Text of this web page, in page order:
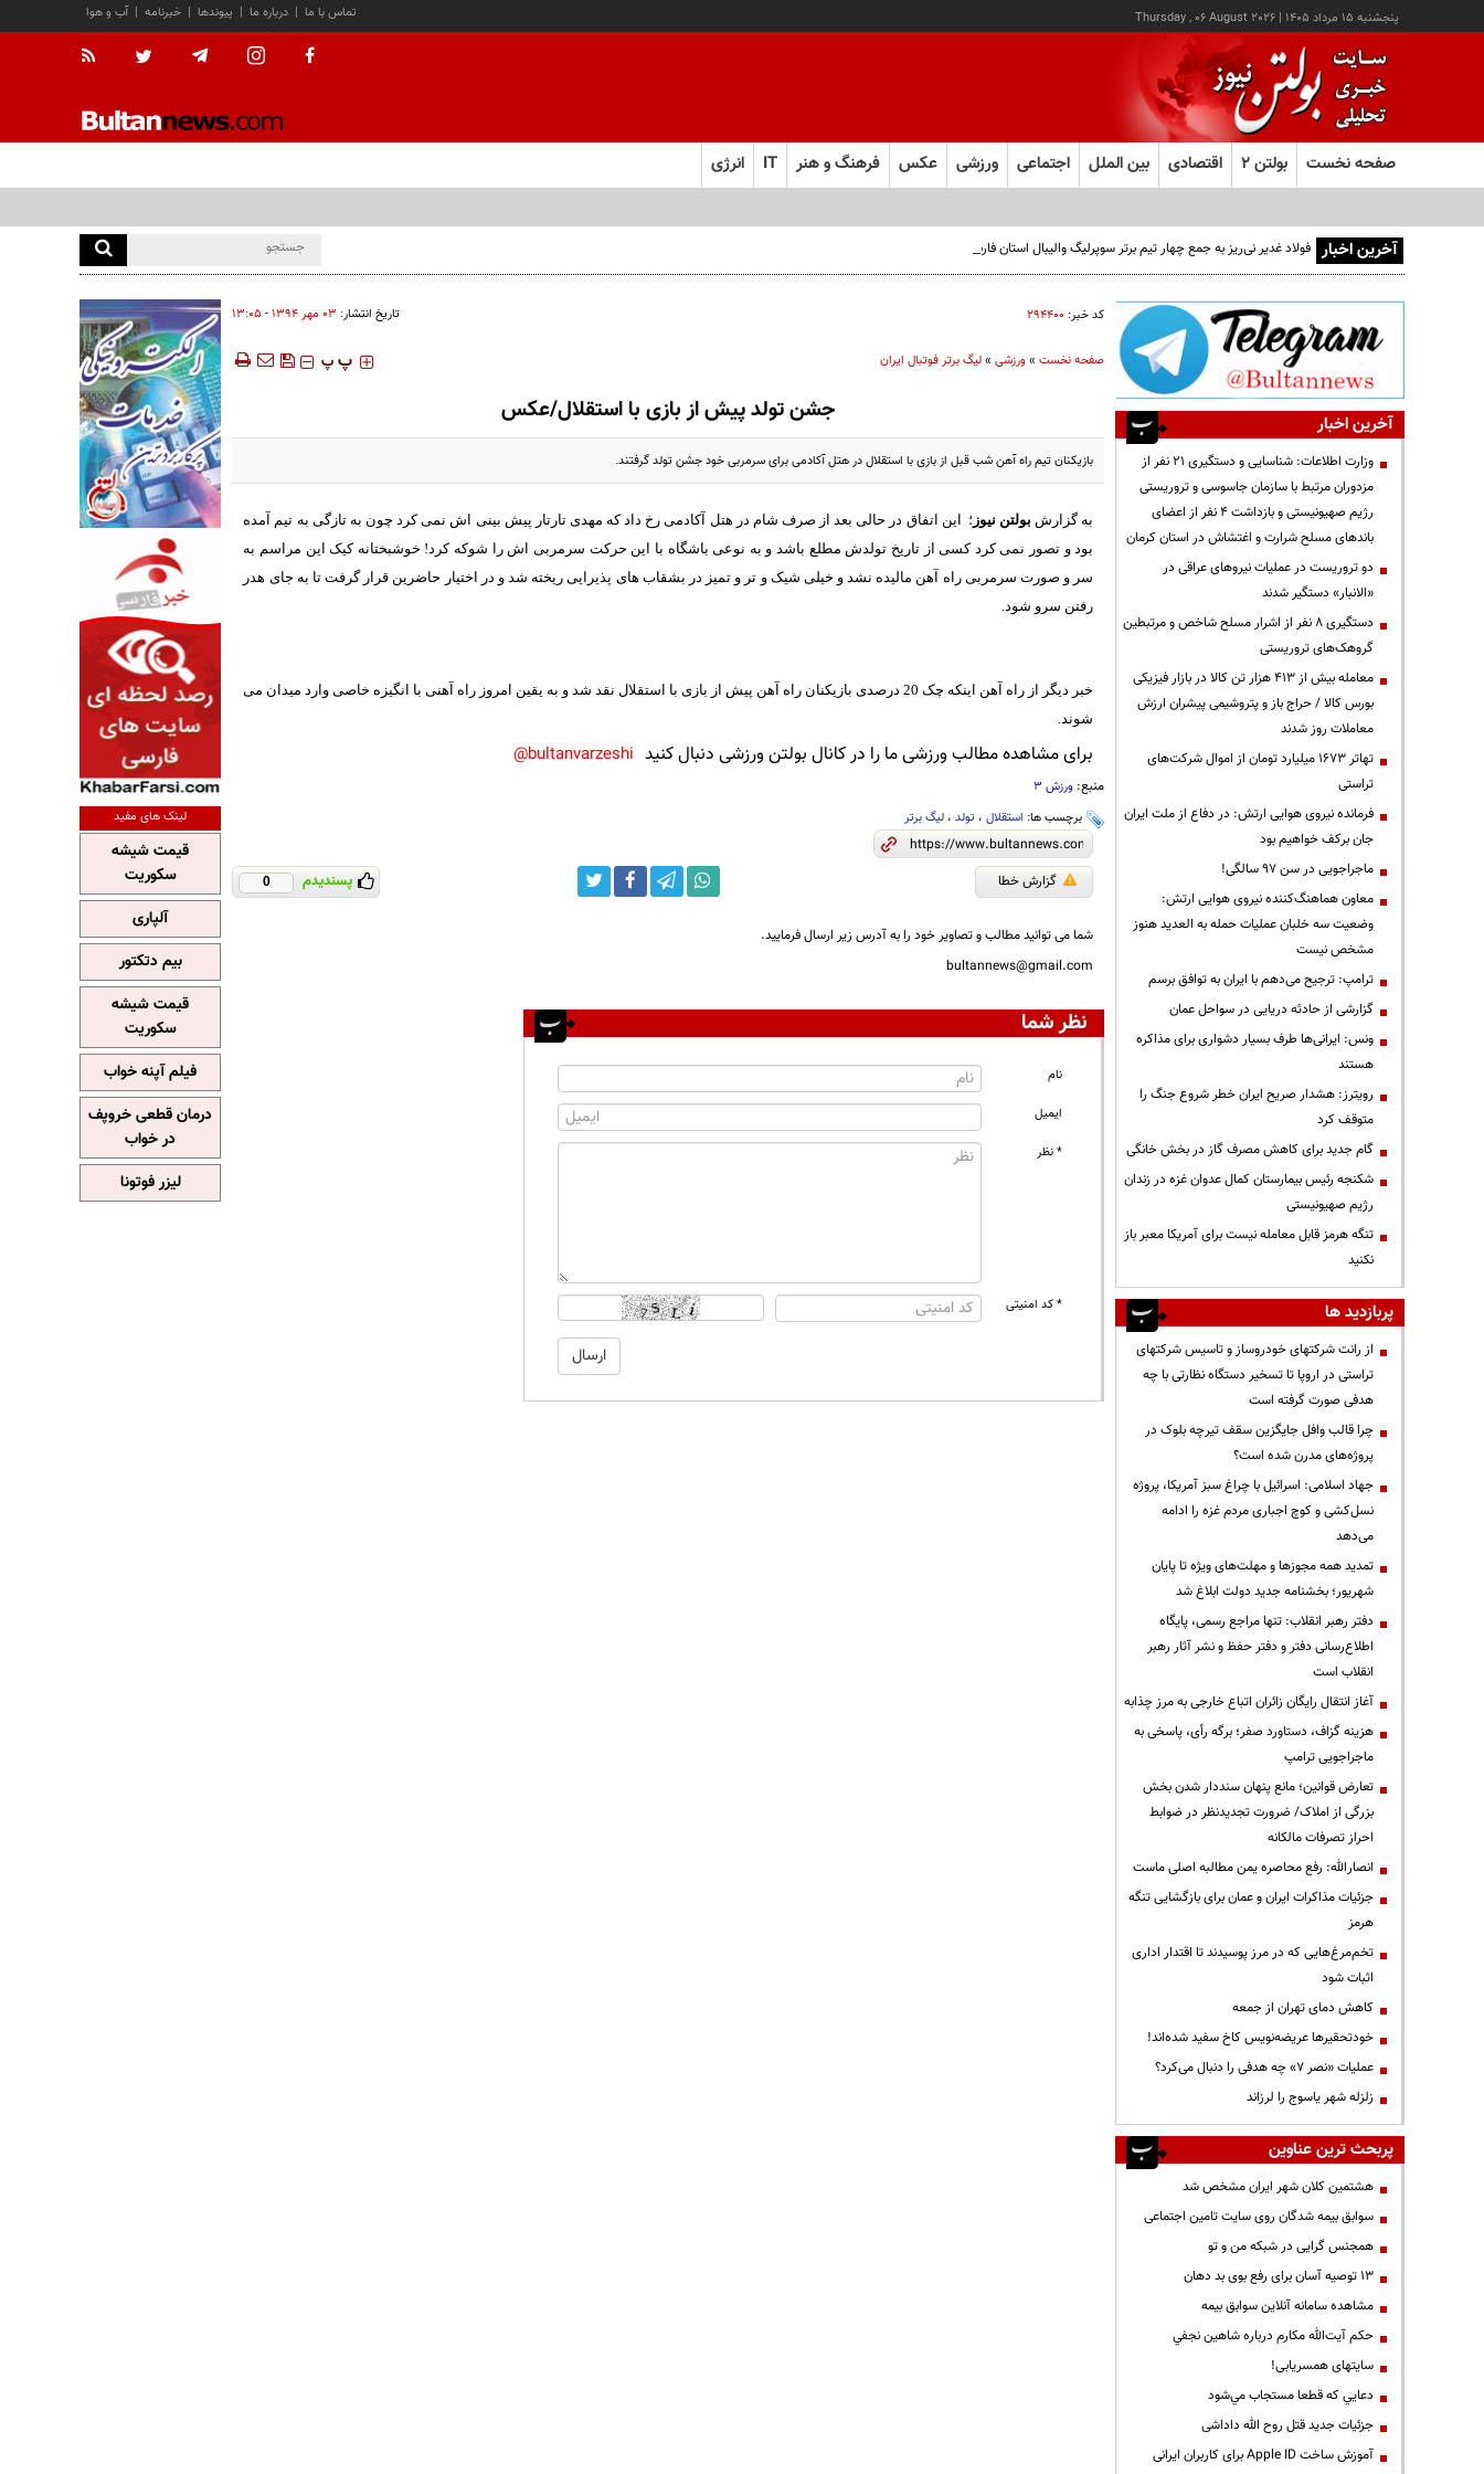
پنجشنبه ۱۵ مرداد ۱۴۰۵ |
Thursday , 06 August 2026 آب و هوا | خبرنامه | پیوندها | درباره ما | تماس با ما
صفحه نخست بولتن ۲ اقتصادی بین الملل اجتماعی ورزشی عکس فرهنگ و هنر IT انرژی
آخرین اخبار فولاد غدیر نی‌ریز به جمع چهار تیم برتر سوپرلیگ والیبال استان فارس صعود کرد
کد خبر: ۲۹۴۴۰۰ تاریخ انتشار: ۰۳ مهر ۱۳۹۴ - ۱۳:۰۵
صفحه نخست»ورزشی»لیگ برتر فوتبال ایران ‍‍‍ پ پ
جشن تولد پیش از بازی با استقلال/عکس
بازیکنان تیم راه آهن شب قبل از بازی با استقلال در هتل آکادمی برای سرمربی خود جشن تولد گرفتند.
به گزارش بولتن نیوز ؛ این اتفاق در حالی بعد از صرف شام در هتل آکادمی رخ داد که مهدی تارتار پیش بینی اش نمی کرد چون به تازگی به تیم آمده
بود و تصور نمی کرد کسی از تاریخ تولدش مطلع باشد و به نوعی باشگاه با این حرکت سرمربی اش را شوکه کرد! خوشبختانه کیک این مراسم به
سر و صورت سرمربی راه آهن مالیده نشد و خیلی شیک و تر و تمیز در بشقاب های پذیرایی ریخته شد و در اختیار حاضرین قرار گرفت تا به جای هدر
رفتن سرو شود.
خبر دیگر از راه آهن اینکه چک 20 درصدی بازیکنان راه آهن پیش از بازی با استقلال نقد شد و به یقین امروز راه آهنی با انگیزه خاصی وارد میدان می
شوند.
برای مشاهده مطالب ورزشی ما را در کانال بولتن ورزشی دنبال کنید bultanvarzeshi@
منبع: ورزش 3
برچسب ها: استقلال، تولد، لیگ برتر
گزارش خطا پسندیدم 0
شما می توانید مطالب و تصاویر خود را به آدرس زیر ارسال فرمایید.
bultannews@gmail.com
نظر شما
نام
ایمیل
* نظر
* کد امنیتی
آخرین اخبار
وزارت اطلاعات: شناسایی و دستگیری ۲۱ نفر از
مزدوران مرتبط با سازمان جاسوسی و تروریستی
رژیم صهیونیستی و بازداشت ۴ نفر از اعضای
باندهای مسلح شرارت و اغتشاش در استان کرمان
دو تروریست در عملیات نیروهای عراقی در
«الانبار» دستگیر شدند
دستگیری ۸ نفر از اشرار مسلح شاخص و مرتبطین
گروهک‌های تروریستی
معامله بیش از ۴۱۳ هزار تن کالا در بازار فیزیکی
بورس کالا / حراج باز و پتروشیمی پیشران ارزش
معاملات روز شدند
تهاتر ۱۶۷۳ میلیارد تومان از اموال شرکت‌های
تراستی
فرمانده نیروی هوایی ارتش: در دفاع از ملت ایران
جان برکف خواهیم بود
ماجراجویی در سن ۹۷ سالگی!
معاون هماهنگ‌کننده نیروی هوایی ارتش:
وضعیت سه خلبان عملیات حمله به العدید هنوز
مشخص نیست
ترامپ: ترجیح می‌دهم با ایران به توافق برسم
گزارشی از حادثه دریایی در سواحل عمان
ونس: ایرانی‌ها طرف بسیار دشواری برای مذاکره
هستند
رویترز: هشدار صریح ایران خطر شروع جنگ را
متوقف کرد
گام جدید برای کاهش مصرف گاز در بخش خانگی
شکنجه رئیس بیمارستان کمال عدوان غزه در زندان
رژیم صهیونیستی
تنگه هرمز قابل معامله نیست برای آمریکا معبر باز
نکنید
پربازدید ها
از رانت‌ شرکتهای خودروساز و تاسیس شرکتهای
تراستی در اروپا تا تسخیر دستگاه نظارتی با چه
هدفی صورت گرفته است
چرا قالب وافل جایگزین سقف تیرچه بلوک در
پروژه‌های مدرن شده است؟
جهاد اسلامی: اسرائیل با چراغ سبز آمریکا، پروژه
نسل‌کشی و کوچ اجباری مردم غزه را ادامه
می‌دهد
تمدید همه مجوزها و مهلت‌های ویژه تا پایان
شهریور؛ بخشنامه جدید دولت ابلاغ شد
دفتر رهبر انقلاب: تنها مراجع رسمی، پایگاه
اطلاع‌رسانی دفتر و دفتر حفظ و نشر آثار رهبر
انقلاب است
آغاز انتقال رایگان زائران اتباع خارجی به مرز چذابه
هزینه گزاف، دستاورد صفر؛ برگه رأی، پاسخی به
ماجراجویی ترامپ
تعارض قوانین؛ مانع پنهان سنددار شدن بخش
بزرگی از املاک/ ضرورت تجدیدنظر در ضوابط
احراز تصرفات مالکانه
انصارالله: رفع محاصره یمن مطالبه اصلی ماست
جزئیات مذاکرات ایران و عمان برای بازگشایی تنگه
هرمز
تخم‌مرغ‌هایی که در مرز پوسیدند تا اقتدار اداری
اثبات شود
کاهش دمای تهران از جمعه
خودتحقیرها عریضه‌نویس کاخ سفید شده‌اند!
عملیات «نصر ۷» چه هدفی را دنبال می‌کرد؟
زلزله شهر یاسوج را لرزاند
پربحث ترین عناوین
هشتمین کلان شهر ایران مشخص شد
سوابق بیمه شدگان روی سایت تامین اجتماعی
همجنس گرایی در شبکه من و تو
13 توصیه آسان برای رفع بوی بد دهان
مشاهده سامانه آنلاين سوابق بیمه
حكم آيت‌الله مكارم درباره شاهين نجفي
سایتهای همسریابی!
دعايي كه قطعا مستجاب مي‌شود
جزئیات جدید قتل روح الله داداشی
آموزش ساخت Apple ID برای کاربران ایرانی
لینک های مفید
قیمت شیشه
سکوریت
آلپاری
بیم دتکتور
قیمت شیشه
سکوریت
فیلم آپنه خواب
درمان قطعی خروپف
در خواب
لیزر فوتونا